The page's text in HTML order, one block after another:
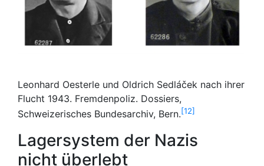
Leonhard Oesterle und Oldrich Sedláček nach ihrer
Flucht 1943. Fremdenpoliz. Dossiers,
Schweizerisches Bundesarchiv, Bern. 12
Lagersystem der Nazis
nicht überlebt